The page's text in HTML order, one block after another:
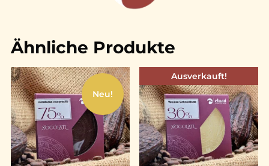
Ähnliche Produkte
Neu!
Ausverkauft!